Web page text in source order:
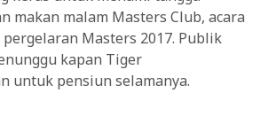
makan malam Masters Club, acara
Masters 2017. Publik
kapan Tiger
untuk pensiun selamanya.